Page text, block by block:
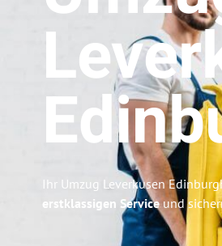
Ihr Umzug Leverkusen
erstklassigen Serviceund